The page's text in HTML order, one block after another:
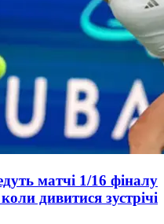
матчі 1/16 фіналу
дивитися зустрічі